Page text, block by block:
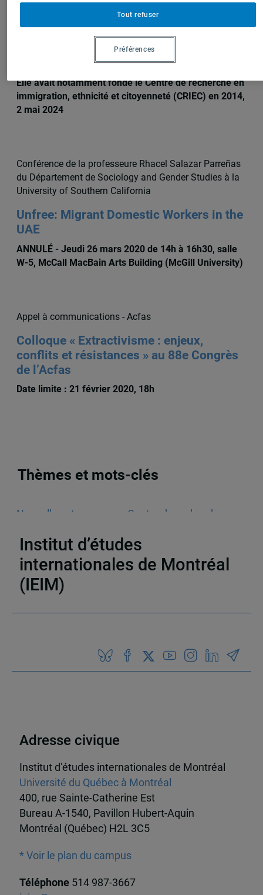
Sur le même sujet
Décès de la professeure émérite
Micheline Labelle
Elle avait notamment fondé le Centre de recherche en
immigration, ethnicité et citoyenneté (CRIEC) en 2014,
2 mai 2024
Conférence de la professeure Rhacel Salazar Parreñas
du Département de Sociology and Gender Studies à la
University of Southern California
Unfree: Migrant Domestic Workers in the
UAE
ANNULÉ - Jeudi 26 mars 2020 de 14h à 16h30, salle
W-5, McCall MacBain Arts Building (McGill University)
Appel à communications - Acfas
Colloque « Extractivisme : enjeux,
conflits et résistances » au 88e Congrès
de l’Acfas
Date limite : 21 février 2020, 18h
Thèmes et mots-clés
Nouvelles et annonces
Centre de recherche en
Institut d’études
internationales de Montréal
(IEIM)
Adresse civique
Institut d’études internationales de Montréal
Université du Québec à Montréal
400, rue Sainte-Catherine Est
Bureau A-1540, Pavillon Hubert-Aquin
Montréal (Québec) H2L 3C5
* Voir le plan du campus
Téléphone 514 987-3667
Tout refuser
Préférences